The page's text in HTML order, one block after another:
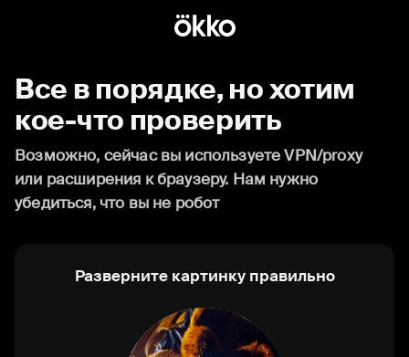
Все в порядке, но хотим
кое-что проверить
Возможно, сейчас вы используете VPN/proxy
или расширения к браузеру. Нам нужно
убедиться, что вы не робот
Разверните картинку правильно